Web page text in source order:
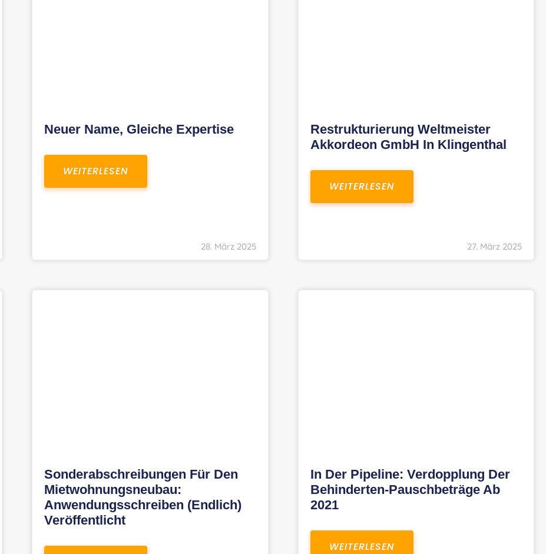
Neuer Name, Gleiche Expertise
WEITERLESEN
28. März 2025
Restrukturierung Weltmeister
Akkordeon GmbH In Klingenthal
WEITERLESEN
27. März 2025
Sonderabschreibungen Für Den
Mietwohnungsneubau:
Anwendungsschreiben (endlich)
Veröffentlicht
In Der Pipeline: Verdopplung Der
Behinderten-Pauschbeträge Ab
2021
WEITERLESEN